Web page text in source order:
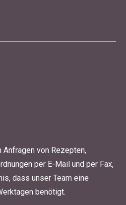
Anfragen von Rezepten,
per E-Mail und per Fax,
dass unser Team eine
benötigt.